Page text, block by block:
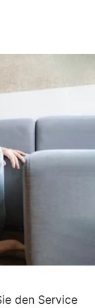
den Service